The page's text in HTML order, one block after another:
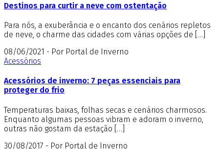
Destinos para curtir a neve com ostentação
Para nós, a exuberância e o encanto dos cenários repletos
de neve, o charme das cidades com várias opções de […]
08/06/2021 - Por Portal de Inverno
Acessórios
Acessórios de inverno: 7 peças essenciais para
proteger do frio
Temperaturas baixas, folhas secas e cenários charmosos.
Enquanto algumas pessoas vibram e adoram o inverno,
outras não gostam da estação […]
30/08/2017 - Por Portal de Inverno